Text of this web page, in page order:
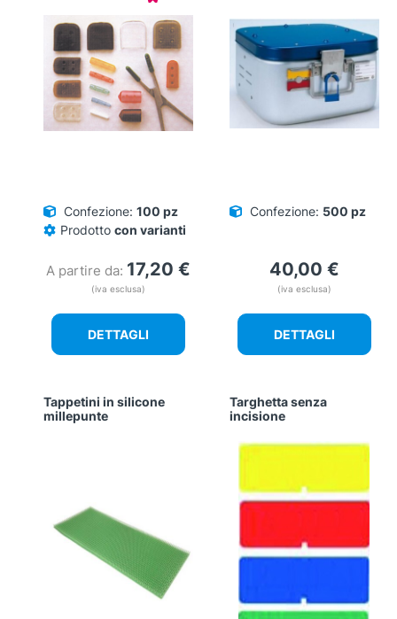
Confezione: 100 pz
Prodotto con varianti
A partire da: 17,20 €
(iva esclusa)
DETTAGLI
Confezione: 500 pz
40,00 €
(iva esclusa)
DETTAGLI
Tappetini in silicone
millepunte
Targhetta senza
incisione